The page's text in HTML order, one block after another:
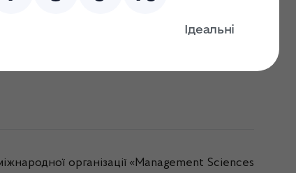
експертами
організації «Management Sciences